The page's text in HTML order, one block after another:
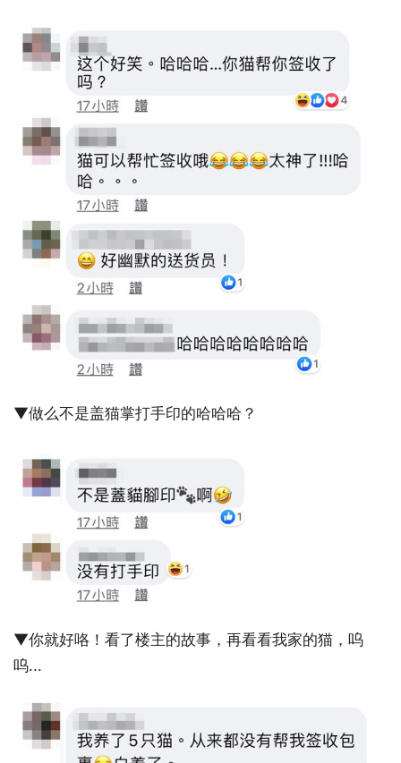
▼做么不是盖猫掌打手印的哈哈哈？
▼你就好咯！看了楼主的故事，再看看我家的猫，呜
呜...